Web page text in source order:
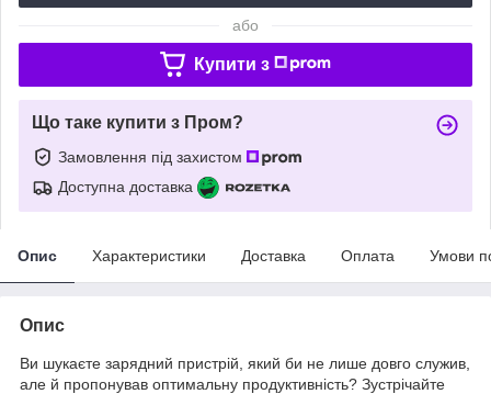
або
Купити з
Що таке купити з Пром?
Замовлення під захистом
Доступна доставка
Опис Характеристики Доставка Оплата Умови
Опис
Ви шукаєте зарядний пристрій, який би не лише довго служив,
але й пропонував оптимальну продуктивність? Зустрічайте